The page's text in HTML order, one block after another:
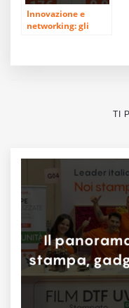
Innovazione e
networking: gli
TI